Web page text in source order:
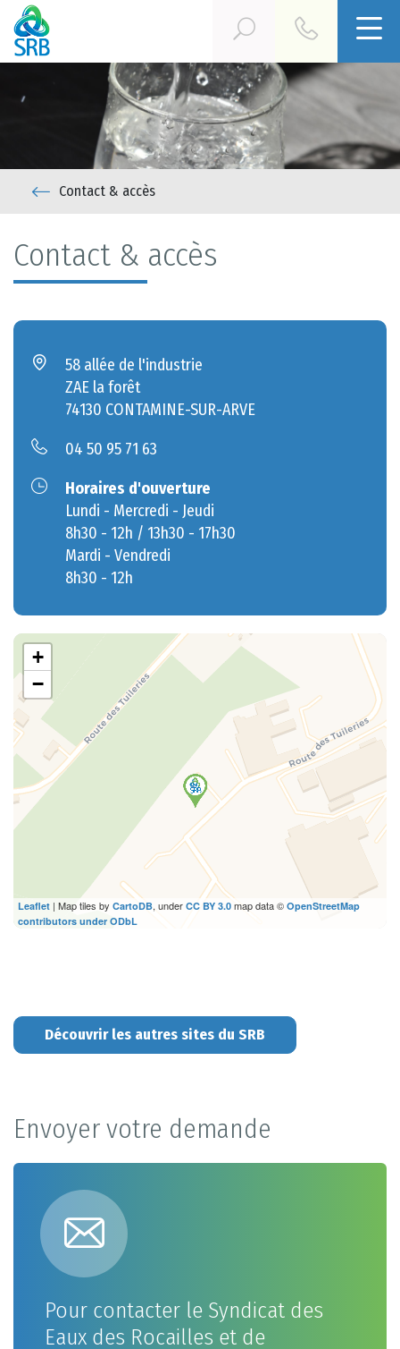
Contact & accès
Contact & accès
58 allée de l'industrie
ZAE la forêt
74130 CONTAMINE-SUR-ARVE
04 50 95 71 63
Horaires d'ouverture
Lundi - Mercredi - Jeudi
8h30 - 12h / 13h30 - 17h30
Mardi - Vendredi
8h30 - 12h
+
−
Leaflet | Map tiles by CartoDB, under CC BY 3.0 map data © OpenStreetMap
contributors under ODbL
Découvrir les autres sites du SRB
Envoyer votre demande
Pour contacter le Syndicat des
Eaux des Rocailles et de